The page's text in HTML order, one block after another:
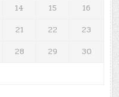
14 15
16
21 22
23
28 29
30